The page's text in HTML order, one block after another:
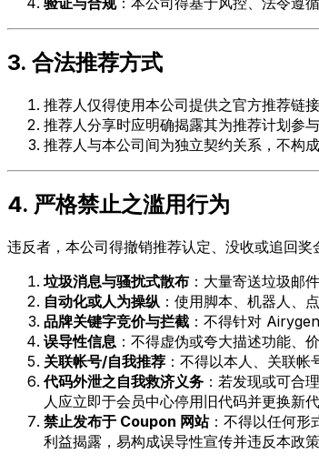
3. 合法推荐方式
推荐人仅得使用本公司提供之官方推荐链
推荐人分享时应明确揭露其为推荐计划参
推荐人与本公司间为独立契约关系，不构
4. 严格禁止之滥用行为
违反者，本公司得撤销推荐认定、没收或追回奖
垃圾消息与骚扰式散布 ：大量寄送垃圾邮
自动化或人为操纵 ：使用脚本、机器人、
品牌关键字竞价与拦截 ：不得针对
误导性信息 ：不得虚伪或夸大描述功能、
关联帐号/自我推荐 ：不得以本人、关联帐
代码外泄之自我救济义务 ：若发现或可合
人应立即于会员中心停用旧代码并更换新
禁止发布于 Coupon 网站：不得以任何形
利益揭露，易构成误导性宣传并违反本政